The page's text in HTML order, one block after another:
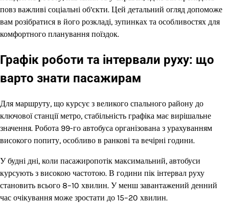
повз важливі соціальні об’єкти. Цей детальний огляд допоможе
вам розібратися в його розкладі, зупинках та особливостях для
комфортного планування поїздок.
Графік роботи та інтервали руху: що
варто знати пасажирам
Для маршруту, що курсує з великого спального району до
ключової станції метро, стабільність графіка має вирішальне
значення. Робота 99-го автобуса організована з урахуванням
високого попиту, особливо в ранкові та вечірні години.
У будні дні, коли пасажиропотік максимальний, автобуси
курсують з високою частотою. В години пік інтервал руху
становить всього 8–10 хвилин. У менш завантажений денний
час очікування може зростати до 15–20 хвилин.